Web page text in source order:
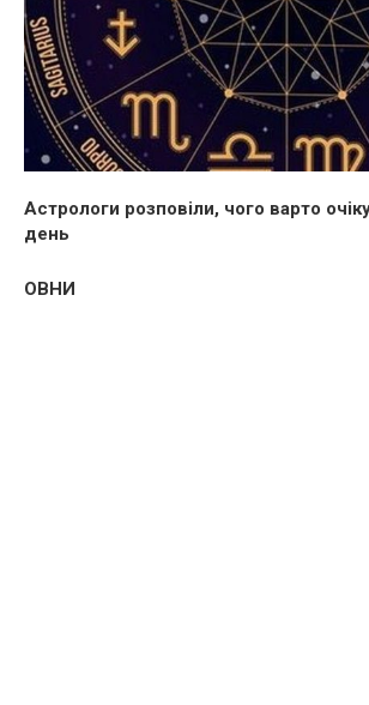
Астрологи розповіли, чого варто
день
ОВНИ